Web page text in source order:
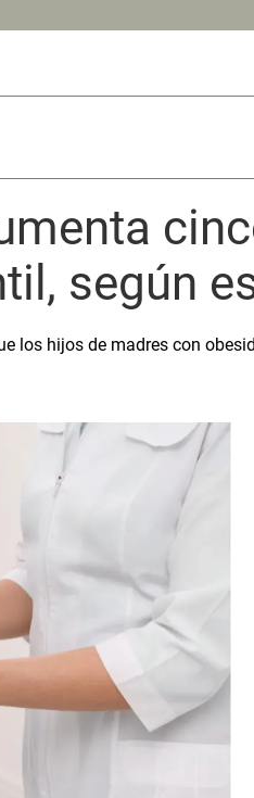
según
los hijos de madres con